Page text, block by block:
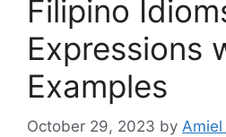
Filipino
Expressions
Examples
October 29, 2023 by